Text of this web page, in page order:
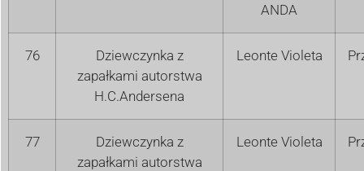
ANDA
76
Dziewczynka z
zapałkami autorstwa
H.C.Andersena
Leonte Violeta
77
Dziewczynka z
zapałkami autorstwa
Leonte Violeta